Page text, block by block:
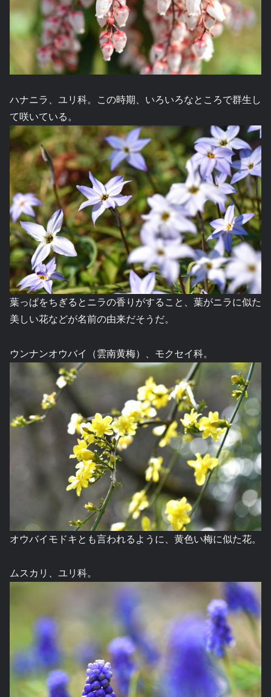
ハナニラ、ユリ科。この時期、いろいろなところで群生し
て咲いている。
葉っぱをちぎるとニラの香りがすること、葉がニラに似た
美しい花などが名前の由来だそうだ。
ウンナンオウバイ（雲南黄梅）、モクセイ科。
オウバイモドキとも言われるように、黄色い梅に似た花。
ムスカリ、ユリ科。